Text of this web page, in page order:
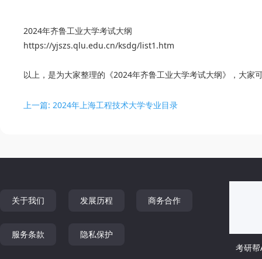
2024年齐鲁工业大学考试大纲
https://yjszs.qlu.edu.cn/ksdg/list1.htm
以上，是为大家整理的《2024年齐鲁工业大学考试大纲》，大家
上一篇: 2024年上海工程技术大学专业目录
关于我们 发展历程 商务合作
服务条款
隐私保护
考研帮